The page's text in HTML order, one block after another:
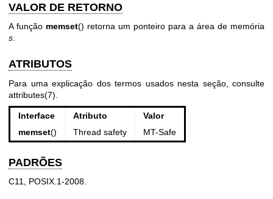
VALOR DE RETORNO
A função memset() retorna um ponteiro para a área de memória
s
ATRIBUTOS
Para uma explicação dos termos usados nesta seção, consulte
attributes(7)
Interface Atributo
Valor
memset() Thread safety MT-Safe
PADRÕES
C11, POSIX.1-2008.